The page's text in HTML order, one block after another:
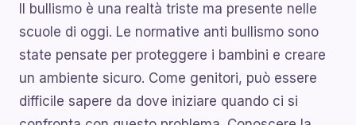
Il bullismo è una realtà triste ma presente nelle
scuole di oggi. Le normative anti bullismo sono
state pensate per proteggere i bambini e creare
un ambiente sicuro. Come genitori, può essere
difficile sapere da dove iniziare quando ci si